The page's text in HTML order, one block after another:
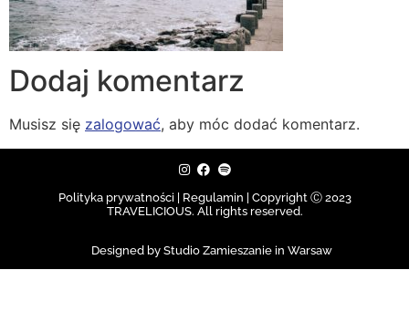
Dodaj komentarz
Musisz się zalogować, aby móc dodać komentarz.
Polityka prywatności | Regulamin | Copyright Ⓒ 2023
TRAVELICIOUS. All rights reserved.
Designed by Studio Zamieszanie in Warsaw